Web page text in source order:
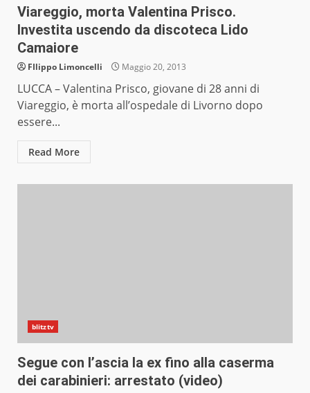
Viareggio, morta Valentina Prisco.
Investita uscendo da discoteca Lido
Camaiore
FIlippo Limoncelli Maggio 20, 2013
LUCCA – Valentina Prisco, giovane di 28 anni di
Viareggio, è morta all’ospedale di Livorno dopo
essere...
Read More
blitztv
Segue con l’ascia la ex fino alla caserma
dei carabinieri: arrestato (video)